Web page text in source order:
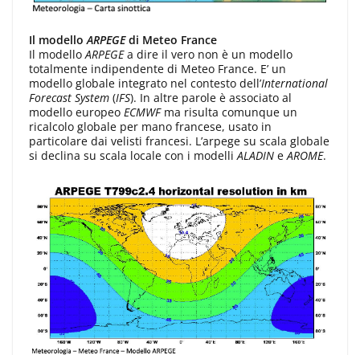
Il modelloARPEGEdi Meteo France
Il modelloARPEGEa dire il vero non è un modello
totalmente indipendente di Meteo France. E’ un
modello globale integrato nel contesto dell’International
Forecast System (IFS). In altre parole è associato al
modello europeo ECMWFma risulta comunque un
ricalcolo globale per mano francese, usato in
particolare dai velisti francesi. L’arpege su scala globale
si declina su scala locale con i modelliALADIN eAROME.